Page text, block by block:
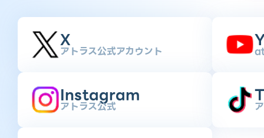
X
アトラス公式アカウント
Instagram
アトラス公式